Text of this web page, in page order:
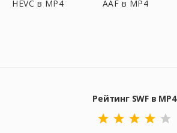
HEVC в MP4 AAF в MP4
Рейтинг SWF в MP4